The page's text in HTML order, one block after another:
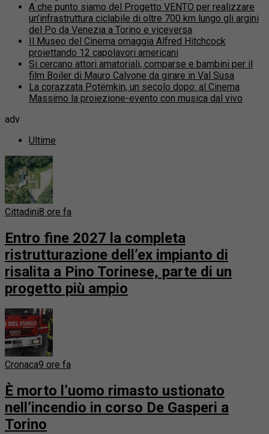
A che punto siamo del Progetto VENTO per realizzare
un’infrastruttura ciclabile di oltre 700 km lungo gli argini
del Po da Venezia a Torino e viceversa
Il Museo del Cinema omaggia Alfred Hitchcock
proiettando 12 capolavori americani
Si cercano attori amatoriali, comparse e bambini per il
film Boiler di Mauro Calvone da girare in Val Susa
La corazzata Potëmkin, un secolo dopo: al Cinema
Massimo la proiezione-evento con musica dal vivo
adv
Ultime
Cittadini8 ore fa
Entro fine 2027 la completa
ristrutturazione dell’ex impianto di
risalita a Pino Torinese, parte di un
progetto più ampio
Cronaca9 ore fa
È morto l’uomo rimasto ustionato
nell’incendio in corso De Gasperi a
Torino